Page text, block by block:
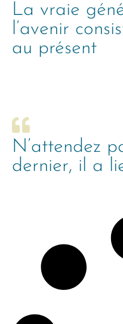
La vraie
l’avenir
au présent
N’attendez
dernier, il a